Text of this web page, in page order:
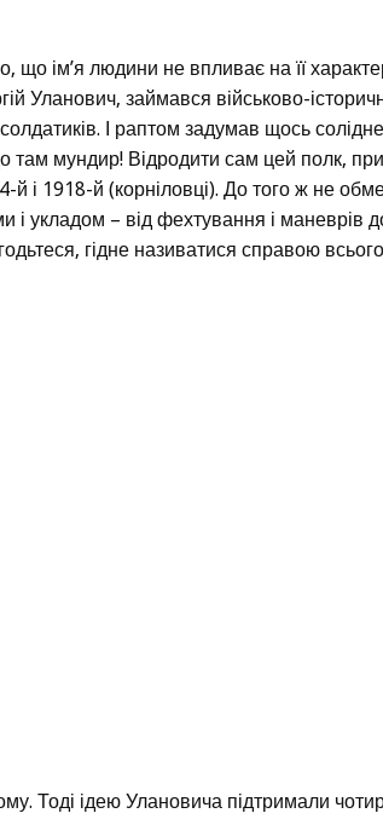
що ім’я людини не впливає на її
Уланович, займався військово-
І раптом задумав щось
там мундир! Відродити сам цей полк,
й і 1918-й (корніловці). До того ж не
і укладом – від фехтування і маневрів
гідне називатися справою
Тоді ідею Улановича підтримали